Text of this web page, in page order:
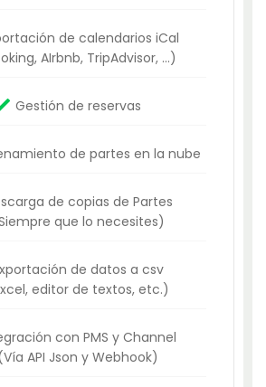
de calendarios iCal
AIrbnb, TripAdvisor, ...)
Gestión de reservas
de partes en la nube
de copias de Partes
que lo necesites)
de datos a csv
editor de textos, etc.)
con PMS y Channel
API Json y Webhook)